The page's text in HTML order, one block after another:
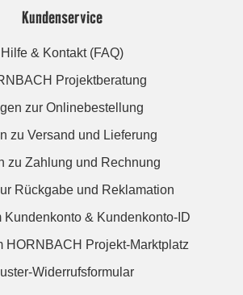
Kundenservice
Hilfe & Kontakt (FAQ)
Projektberatung
zur Onlinebestellung
zu Versand und Lieferung
zu Zahlung und Rechnung
Rückgabe und Reklamation
Kundenkonto & Kundenkonto-ID
HORNBACH Projekt-Marktplatz
Widerrufsformular